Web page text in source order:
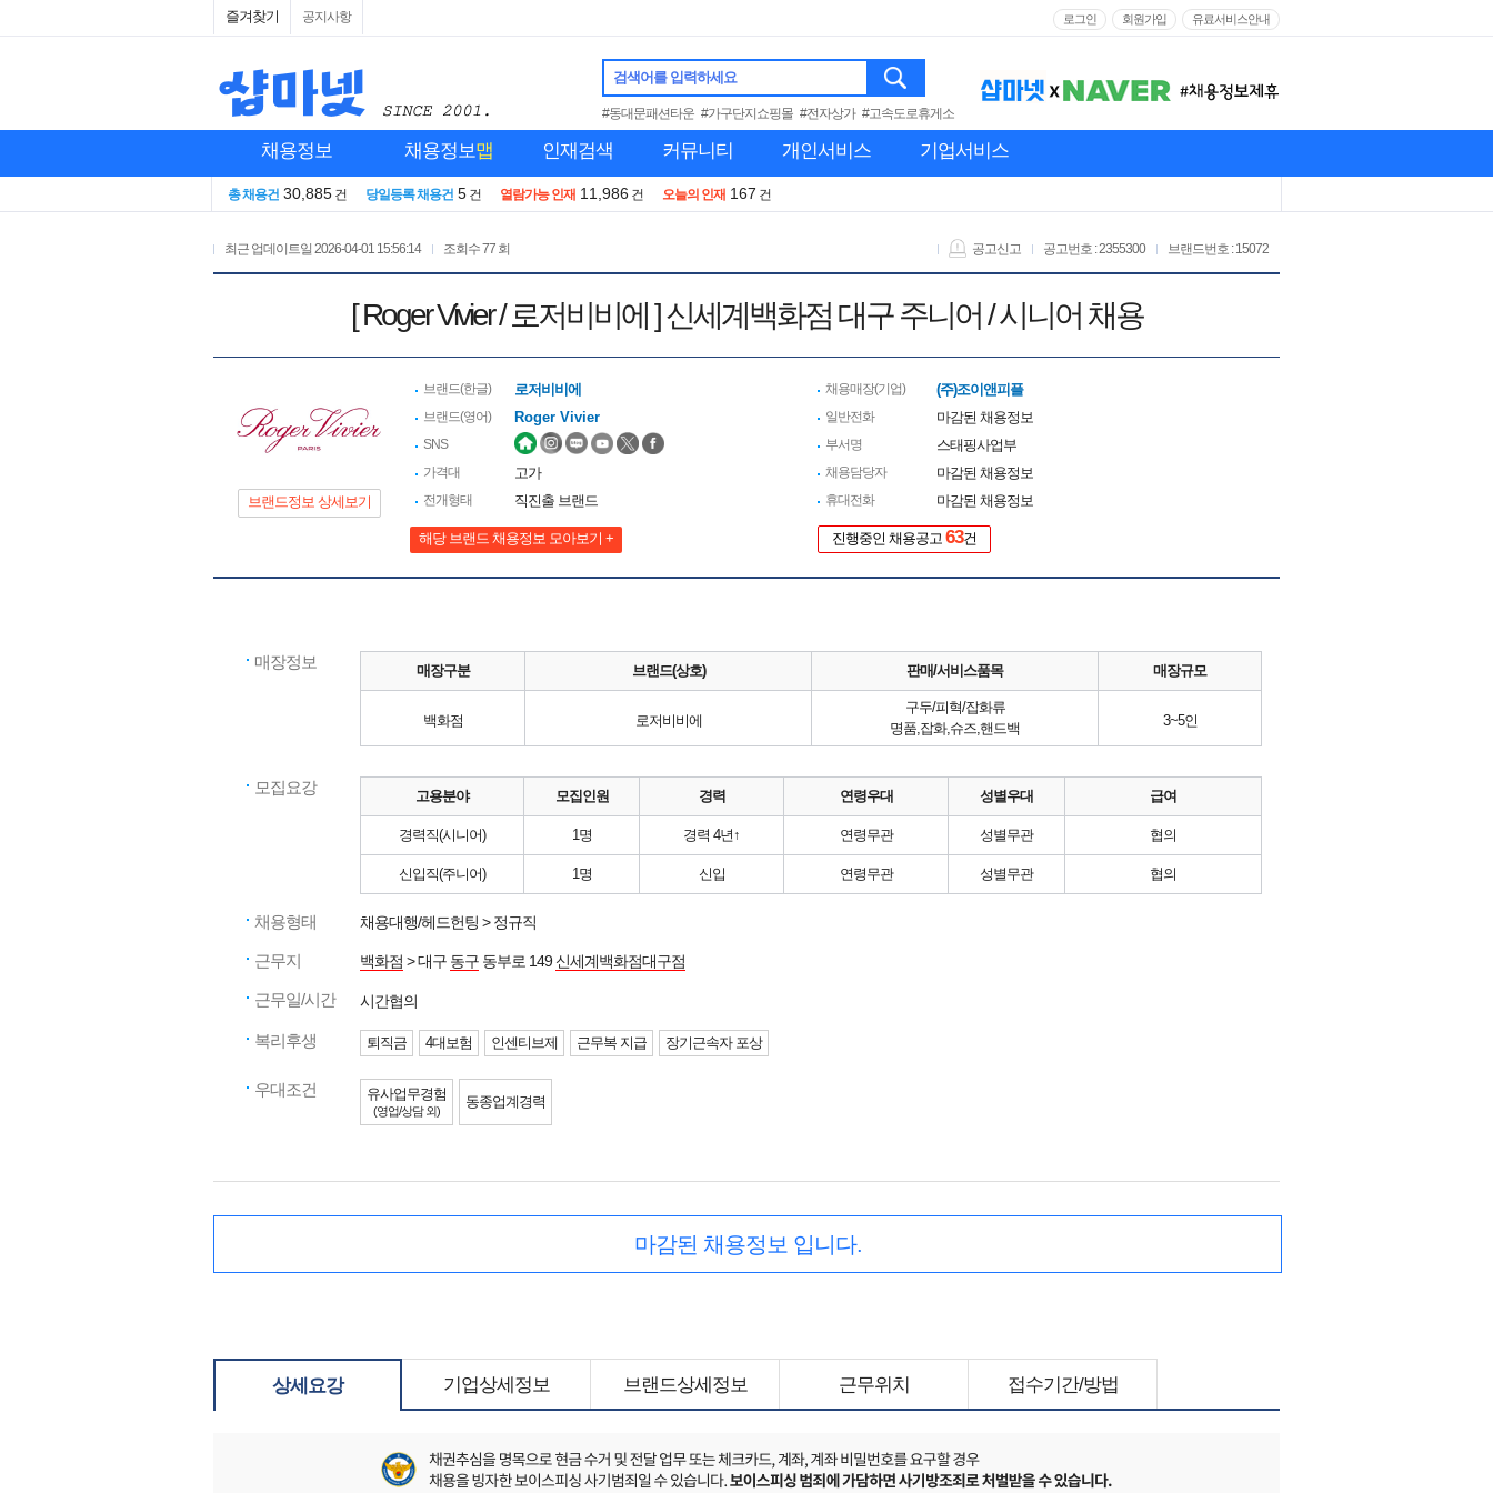
즐겨찾기 공지사항 로그인 회원가입 유료서비스안내
검색어를 입력하세요
#동대문패션타운 #가구단지쇼핑몰 #전자상가 #고속도로휴게소
채용정보 채용정보맵 인재검색 커뮤니티 개인서비스 기업서비스
총 채용건 30,885 건 당일등록 채용건 5 건 열람가능 인재 11,986 건 오늘의 인재 167 건
최근 업데이트일 2026-04-01 15:56:14 조회수77 회 브랜드번호 : 15072
공고번호 : 2355300
공고신고
[ Roger Vivier / 로저비비에 ] 신세계백화점 대구 주니어 / 시니어 채용
브랜드정보 상세보기
브랜드(한글) 로저비비에
브랜드(영어) Roger Vivier
SNS
가격대
고가
전개형태 직진출 브랜드
해당 브랜드 채용정보 모아보기 +
채용매장(기업) (주)조이앤피플
일반전화 마감된 채용정보
부서명 스태핑사업부
채용담당자 마감된 채용정보
휴대전화 마감된 채용정보
진행중인 채용공고 63건
매장정보 매장구분 브랜드(상호) 판매/서비스품목 매장규모
백화점 로저비비에
구두/피혁/잡화류
명품,잡화,슈즈,핸드백
3~5인
모집요강 고용분야 모집인원 경력 연령우대 성별우대 급여
경력직(시니어) 1명 경력 4년↑ 연령무관 성별무관 협의
신입직(주니어) 1명 신입 연령무관 성별무관 협의
채용형태 채용대행/헤드헌팅 > 정규직
근무지 백화점 > 대구 동구 동부로 149신세계백화점대구점
근무일/시간 시간협의
복리후생 퇴직금 4대보험 인센티브제 근무복 지급 장기근속자 포상
우대조건 유사업무경험
(영업/상담 외)
동종업계경력
마감된 채용정보 입니다.
상세요강 기업상세정보 브랜드상세정보 근무위치 접수기간/방법